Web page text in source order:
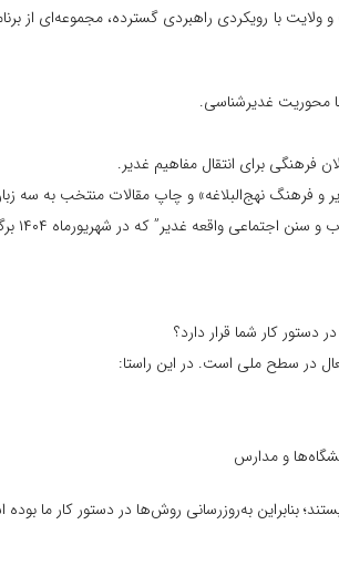
ولایت با رویکردی راهبردی گسترده، مجموعه‌ای از
محوریت غدیرشناسی.
فرهنگی برای انتقال مفاهیم غدیر.
فرهنگ نهج‌البلاغه» و چاپ مقالات منتخب به سه
واقعه غدیر” که در شهریورماه ۱۴۰۴ برگزار خواهد شد.
در سطح ملی است. در این راستا:
و مدارس
بنابراین به‌روزرسانی روش‌ها در دستور کار ما